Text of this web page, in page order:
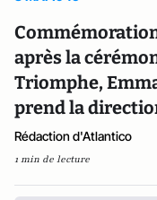
après la
Triomphe,
prend la
Rédaction d'Atlantico
1 min de lecture